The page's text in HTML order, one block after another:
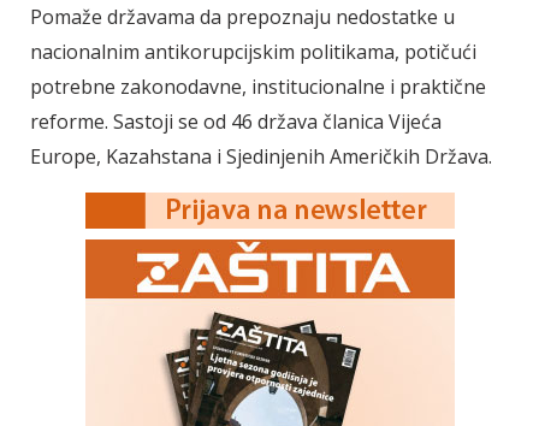
Pomaže državama da prepoznaju nedostatke u
nacionalnim antikorupcijskim politikama, potičući
potrebne zakonodavne, institucionalne i praktične
reforme. Sastoji se od 46 država članica Vijeća
Europe, Kazahstana i Sjedinjenih Američkih Država.